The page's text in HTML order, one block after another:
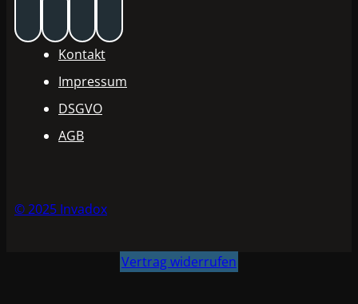
Kontakt
Impressum
DSGVO
AGB
© 2025 Invadox
Vertrag widerrufen